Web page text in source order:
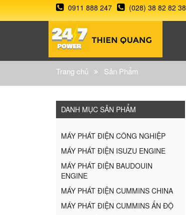
0911 888 247 (028) 38 82 82 38
Trang chủ Sản Phẩm
DANH MỤC SẢN PHẨM
MÁY PHÁT ĐIỆN CÔNG NGHIỆP
MÁY PHÁT ĐIỆN ISUZU ENGINE
MÁY PHÁT ĐIỆN BAUDOUIN
ENGINE
MÁY PHÁT ĐIỆN CUMMINS CHINA
MÁY PHÁT ĐIỆN CUMMINS ẤN ĐỘ